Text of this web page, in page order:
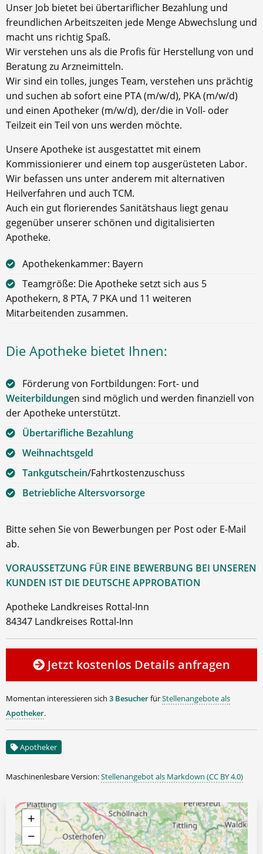
Unser Job bietet bei übertariflicher Bezahlung und
freundlichen Arbeitszeiten jede Menge Abwechslung und
macht uns richtig Spaß.
Wir verstehen uns als die Profis für Herstellung von und
Beratung zu Arzneimitteln.
Wir sind ein tolles, junges Team, verstehen uns prächtig
und suchen ab sofort eine PTA (m/w/d), PKA (m/w/d)
und einen Apotheker (m/w/d), der/die in Voll- oder
Teilzeit ein Teil von uns werden möchte.
Unsere Apotheke ist ausgestattet mit einem
Kommissionierer und einem top ausgerüsteten Labor.
Wir befassen uns unter anderem mit alternativen
Heilverfahren und auch TCM.
Auch ein gut florierendes Sanitätshaus liegt genau
gegenüber unserer schönen und digitalisierten
Apotheke.
Apothekenkammer: Bayern
Teamgröße: Die Apotheke setzt sich aus 5
Apothekern, 8 PTA, 7 PKA und 11 weiteren
Mitarbeitenden zusammen.
Die Apotheke bietet Ihnen:
Förderung von Fortbildungen: Fort- und
Weiterbildungen sind möglich und werden finanziell von
der Apotheke unterstützt.
Übertarifliche Bezahlung
Weihnachtsgeld
Tankgutschein/Fahrtkostenzuschuss
Betriebliche Altersvorsorge
Bitte sehen Sie von Bewerbungen per Post oder E-Mail
ab.
VORAUSSETZUNG FÜR EINE BEWERBUNG BEI UNSEREN
KUNDEN IST DIE DEUTSCHE APPROBATION
Apotheke Landkreises Rottal-Inn
84347 Landkreises Rottal-Inn
Jetzt kostenlos Details anfragen
Momentan interessieren sich 3 BesucherfürStellenangebote als
Apotheker.
Apotheker
Maschinenlesbare Version:Stellenangebot als Markdown (CC BY 4.0)
+
−